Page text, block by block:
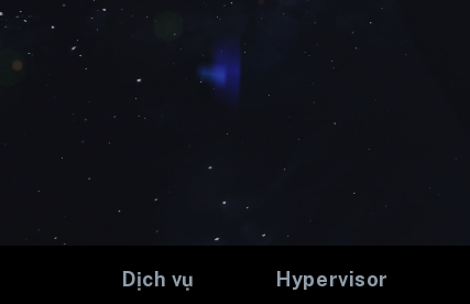
Dịch vụ Hypervisor